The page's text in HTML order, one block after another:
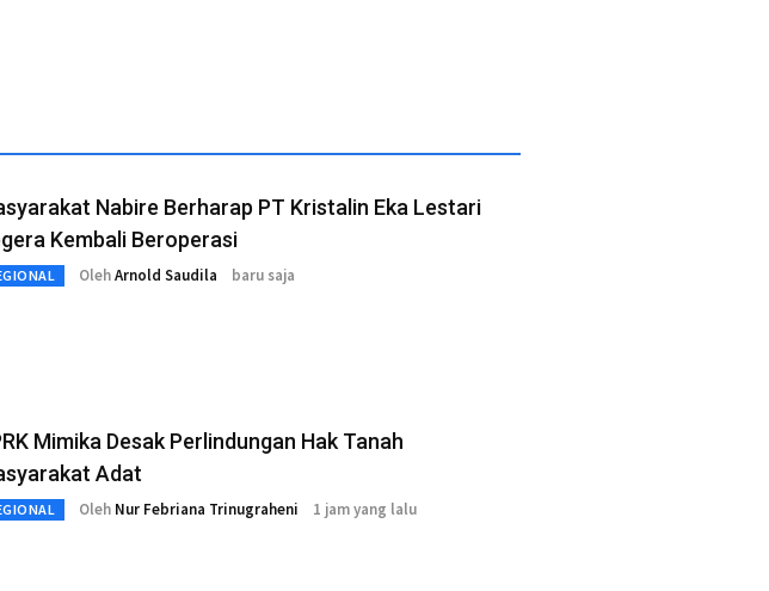
Nabire Berharap PT Kristalin Eka Lestari
Kembali Beroperasi
OlehArnold Saudila baru saja
Mimika Desak Perlindungan Hak Tanah
Adat
Oleh Nur Febriana Trinugraheni 1 jam yang lalu